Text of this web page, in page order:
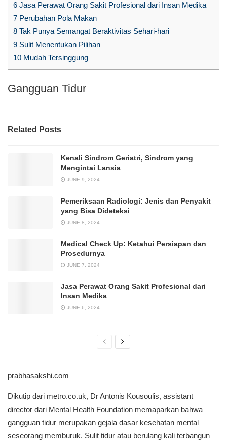
6 Jasa Perawat Orang Sakit Profesional dari Insan Medika
7 Perubahan Pola Makan
8 Tak Punya Semangat Beraktivitas Sehari-hari
9 Sulit Menentukan Pilihan
10 Mudah Tersinggung
Gangguan Tidur
Related Posts
Kenali Sindrom Geriatri, Sindrom yang
Mengintai Lansia
JUNE 9, 2024
Pemeriksaan Radiologi: Jenis dan Penyakit
yang Bisa Dideteksi
JUNE 8, 2024
Medical Check Up: Ketahui Persiapan dan
Prosedurnya
JUNE 7, 2024
Jasa Perawat Orang Sakit Profesional dari
Insan Medika
JUNE 6, 2024
prabhasakshi.com
Dikutip dari metro.co.uk, Dr Antonis Kousoulis, assistant
director dari Mental Health Foundation memaparkan bahwa
gangguan tidur merupakan gejala dasar kesehatan mental
seseorang memburuk. Sulit tidur atau berulang kali terbangun